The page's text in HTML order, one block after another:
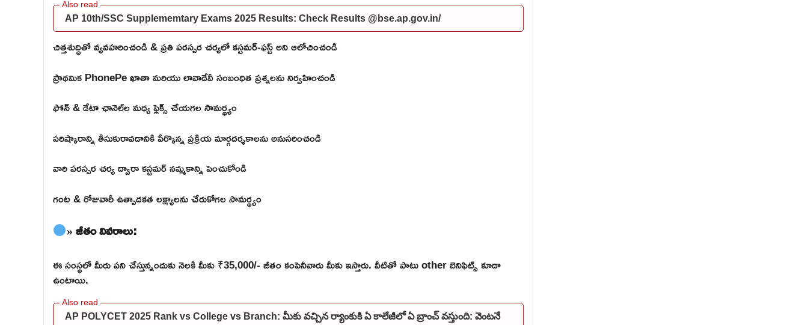
AP 10th/SSC Supplememtary Exams 2025 Results: Check Results @bse.ap.gov.in/
చిత్తశుద్ధితో వ్యవహరించండి & ప్రతి పరస్పర చర్యలో కస్టమర్-ఫస్ట్ అని ఆలోచించండి
ప్రాథమిక PhonePe ఖాతా మరియు లావాదేవీ సంబంధిత ప్రశ్నలను నిర్వహించండి
ఫోన్ & డేటా ఛానెల్‌ల మధ్య ఫ్లెక్స్ చేయగల సామర్థ్యం
పరిష్కారాన్ని తీసుకురావడానికి పేర్కొన్న ప్రక్రియ మార్గదర్శకాలను అనుసరించండి
వారి పరస్పర చర్య ద్వారా కస్టమర్ నమ్మకాన్ని పెంచుకోండి
గంట & రోజువారీ ఉత్పాదకత లక్ష్యాలను చేరుకోగల సామర్థ్యం
» జీతం వివరాలు:
ఈ సంస్థలో మీరు పని చేస్తున్నందుకు నెలకి మీకు ₹35,000/- జీతం కంపెనీవారు మీకు ఇస్తారు. వీటితో పాటు other బెనిఫిట్స్ కూడా
ఉంటాయి.
AP POLYCET 2025 Rank vs College vs Branch: మీకు వచ్చిన ర్యాంకుకి ఏ కాలేజీలో ఏ బ్రాంచ్ వస్తుంది: వెంటనే